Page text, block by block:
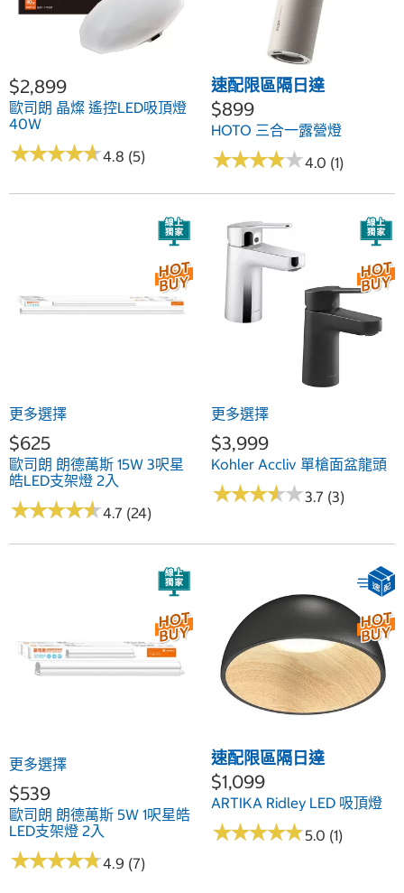
$2,899
歐司朗 晶燦 遙控LED吸頂燈
40W
★★★★★
★★★★★4.8 (5)
速配限區隔日達
$899
HOTO 三合一露營燈
★★★★★
★★★★★4.0 (1)
更多選擇
$625
歐司朗 朗德萬斯 15W 3呎星
皓LED支架燈 2入
★★★★★
★★★★★4.7 (24)
更多選擇
$3,999
Kohler Accliv 單槍面盆龍頭
★★★★★
★★★★★3.7 (3)
更多選擇
$539
歐司朗 朗德萬斯 5W 1呎星皓
LED支架燈 2入
★★★★★
★★★★★4.9 (7)
速配限區隔日達
$1,099
ARTIKA Ridley LED 吸頂燈
★★★★★
★★★★★5.0 (1)